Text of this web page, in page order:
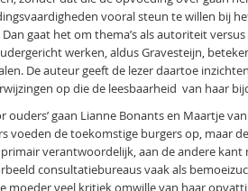
vooral steun te willen bij
gaat het om thema’s als autoriteit
werken, aldus Gravesteijn,
De auteur geeft de lezer daartoe
op die de leesbaarheid van haar
ouders’ gaan Lianne Bonants en Maartje
voeden de toekomstige burgers op, maar
verantwoordelijk, aan de andere
consultatiebureaus vaak als
de moeder veel kritiek omwille van haar